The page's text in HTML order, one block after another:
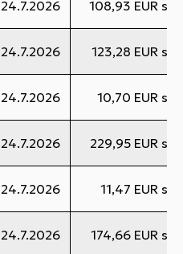
24.7.2026 108,93 EUR s
24.7.2026 123,28 EUR s
24.7.2026 10,70 EUR s
24.7.2026 229,95 EUR s
24.7.2026 11,47 EUR s
24.7.2026 174,66 EUR s